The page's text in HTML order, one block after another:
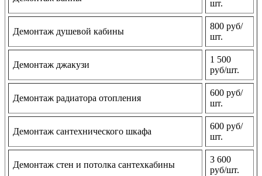
шт.
Демонтаж душевой кабины
800 руб/
шт.
Демонтаж джакузи
1 500
руб/шт.
Демонтаж радиатора отопления
600 руб/
шт.
Демонтаж сантехнического шкафа
600 руб/
шт.
Демонтаж стен и потолка сантехкабины
3 600
руб/шт.